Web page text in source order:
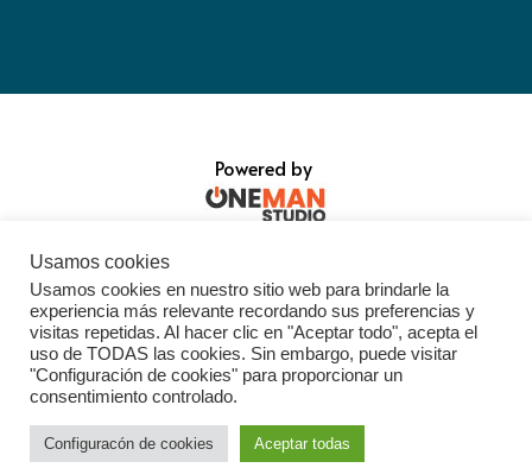
Powered by
Usamos cookies
Usamos cookies en nuestro sitio web para brindarle la
experiencia más relevante recordando sus preferencias y
visitas repetidas. Al hacer clic en "Aceptar todo", acepta el
uso de TODAS las cookies. Sin embargo, puede visitar
"Configuración de cookies" para proporcionar un
consentimiento controlado.
Configuracón de cookies Aceptar todas